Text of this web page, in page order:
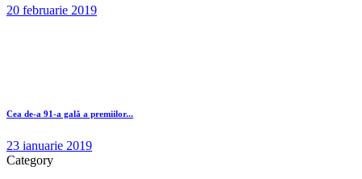
20 februarie 2019
Cea de-a 91-a gală a premiilor...
23 ianuarie 2019
Category